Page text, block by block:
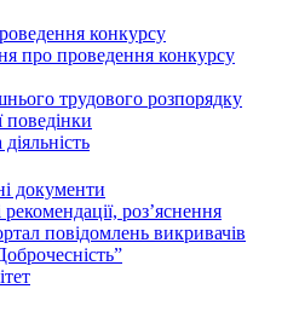
конкурсу
про проведення конкурсу
трудового розпорядку
поведінки
документи
роз’яснення
повідомлень викривачів